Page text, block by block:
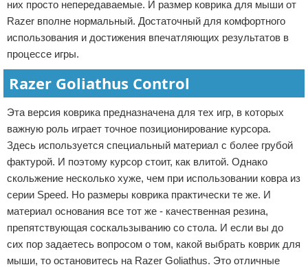
них просто непередаваемые. И размер коврика для мыши от
Razer вполне нормальный. Достаточный для комфортного
использования и достижения впечатляющих результатов в
процессе игры.
Razer Goliathus Control
Эта версия коврика предназначена для тех игр, в которых
важную роль играет точное позиционирование курсора.
Здесь используется специальный материал с более грубой
фактурой. И поэтому курсор стоит, как влитой. Однако
скольжение несколько хуже, чем при использовании ковра из
серии Speed. Но размеры коврика практически те же. И
материал основания все тот же - качественная резина,
препятствующая соскальзыванию со стола. И если вы до
сих пор задаетесь вопросом о том, какой выбрать коврик для
мыши, то остановитесь на Razer Goliathus. Это отличные